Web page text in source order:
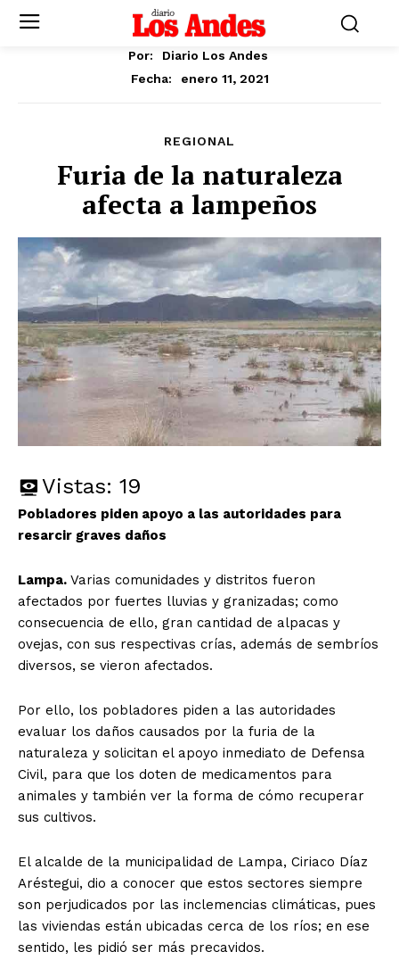
Por:
Diario Los Andes
Fecha:
enero 11, 2021
REGIONAL
Furia de la naturaleza
afecta a lampeños
Vistas: 19
Pobladores piden apoyo a las autoridades para
resarcir graves daños
Lampa. Varias comunidades y distritos fueron
afectados por fuertes lluvias y granizadas; como
consecuencia de ello, gran cantidad de alpacas y
ovejas, con sus respectivas crías, además de sembríos
diversos, se vieron afectados.
Por ello, los pobladores piden a las autoridades
evaluar los daños causados por la furia de la
naturaleza y solicitan el apoyo inmediato de Defensa
Civil, para que los doten de medicamentos para
animales y también ver la forma de cómo recuperar
sus cultivos.
El alcalde de la municipalidad de Lampa, Ciriaco Díaz
Aréstegui, dio a conocer que estos sectores siempre
son perjudicados por las inclemencias climáticas, pues
las viviendas están ubicadas cerca de los ríos; en ese
sentido, les pidió ser más precavidos.